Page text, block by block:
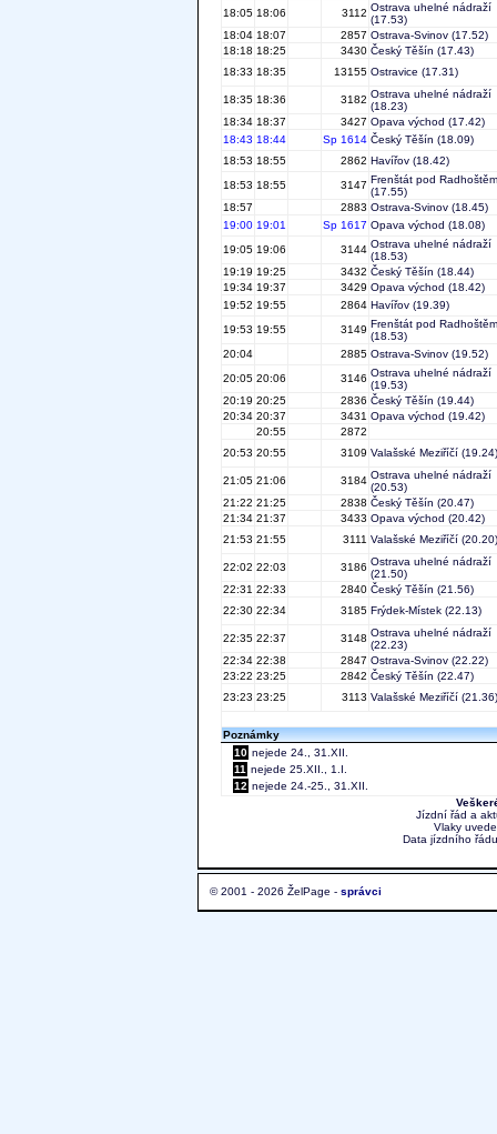
18:05 18:06 3112 Ostrava uhelné nádraží
(17.53)
18:04 18:07 2857 Ostrava-Svinov (17.52)
18:18 18:25 3430 Český Těšín (17.43)
18:33 18:35 13155 Ostravice (17.31)
18:35 18:36 3182 Ostrava uhelné nádraží
(18.23)
18:34 18:37 3427 Opava východ (17.42)
18:43 18:44 Sp 1614 Český Těšín (18.09)
18:53 18:55 2862 Havířov (18.42)
18:53 18:55 3147 Frenštát pod Radhoštěm
(17.55)
18:57
2883 Ostrava-Svinov (18.45)
19:00 19:01 Sp 1617 Opava východ (18.08)
19:05 19:06 3144 Ostrava uhelné nádraží
(18.53)
19:19 19:25 3432 Český Těšín (18.44)
19:34 19:37 3429 Opava východ (18.42)
19:52 19:55 2864 Havířov (19.39)
19:53 19:55 3149 Frenštát pod Radhoštěm
(18.53)
20:04
2885 Ostrava-Svinov (19.52)
20:05 20:06 3146 Ostrava uhelné nádraží
(19.53)
20:19 20:25 2836 Český Těšín (19.44)
20:34 20:37 3431 Opava východ (19.42)
20:55
2872
20:53 20:55 3109 Valašské Meziříčí (19.24)
21:05 21:06 3184 Ostrava uhelné nádraží
(20.53)
21:22 21:25 2838 Český Těšín (20.47)
21:34 21:37 3433 Opava východ (20.42)
21:53 21:55 3111 Valašské Meziříčí (20.20)
22:02 22:03 3186 Ostrava uhelné nádraží
(21.50)
22:31 22:33 2840 Český Těšín (21.56)
22:30 22:34 3185 Frýdek-Místek (22.13)
22:35 22:37 3148 Ostrava uhelné nádraží
(22.23)
22:34 22:38 2847 Ostrava-Svinov (22.22)
23:22 23:25 2842 Český Těšín (22.47)
23:23 23:25 3113 Valašské Meziříčí (21.36)
Poznámky
10 nejede 24., 31.XII.
11 nejede 25.XII., 1.I.
12 nejede 24.-25., 31.XII.
Jízdní řád a
Vlaky
Data jízdního
© 2001 - 2026 ŽelPage - správci